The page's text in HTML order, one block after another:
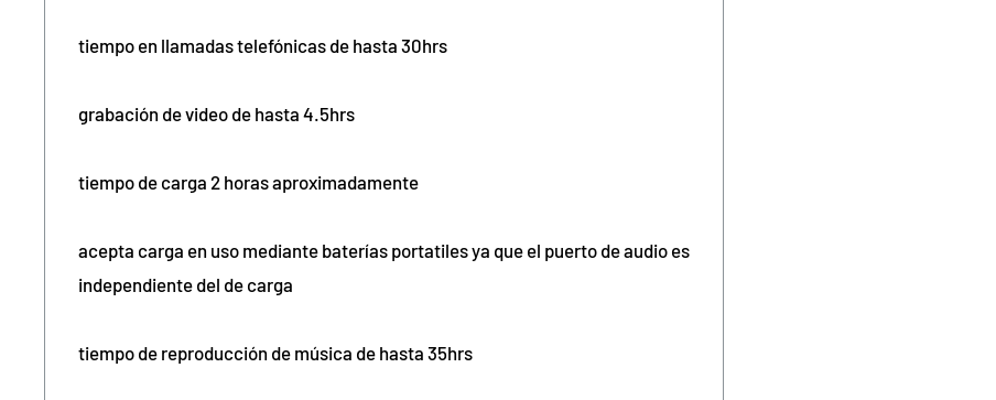
tiempo en llamadas telefónicas de hasta 30hrs
grabación de video de hasta 4.5hrs
tiempo de carga 2 horas aproximadamente
acepta carga en uso mediante baterías portatiles ya que el puerto de audio es
independiente del de carga
tiempo de reproducción de música de hasta 35hrs